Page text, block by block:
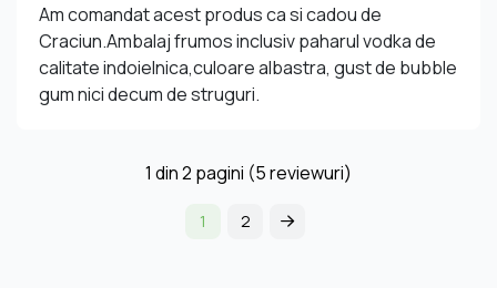
Am comandat acest produs ca si cadou de
Craciun.Ambalaj frumos inclusiv paharul vodka de
calitate indoielnica,culoare albastra, gust de bubble
gum nici decum de struguri.
1 din2 pagini (5 reviewuri)
1 2